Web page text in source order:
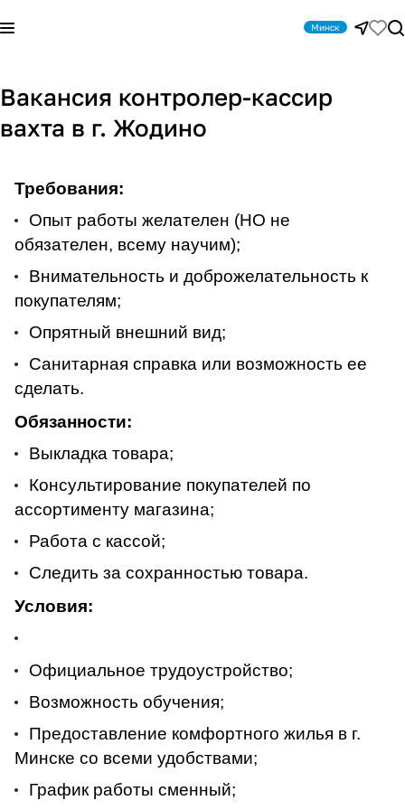
Минск
Вакансия контролер-кассир
вахта в г. Жодино
Требования:
Опыт работы желателен (НО не
обязателен, всему научим);
Внимательность и доброжелательность к
покупателям;
Опрятный внешний вид;
Санитарная справка или возможность ее
сделать.
Обязанности:
Выкладка товара;
Консультирование покупателей по
ассортименту магазина;
Работа с кассой;
Следить за сохранностью товара.
Условия:
Официальное трудоустройство;
Возможность обучения;
Предоставление комфортного жилья в г.
Минске со всеми удобствами;
График работы сменный;